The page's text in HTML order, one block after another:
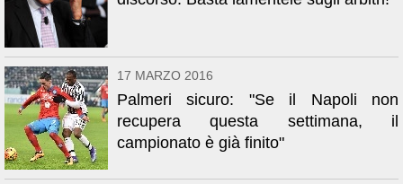
17 MARZO 2016
Palmeri sicuro: "Se il Napoli non
recupera questa settimana, il
campionato è già finito"